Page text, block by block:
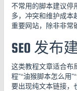
不常用的脚本建议停
多，冲突和维护成本
重要网站，除非非常
SEO 发布
这类教程文章适合布
程”“油猴脚本怎么用
要出现纯文本链接，